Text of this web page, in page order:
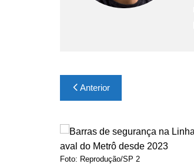
Navegação
de
Post
Anterior
Foto: Reprodução/SP 2